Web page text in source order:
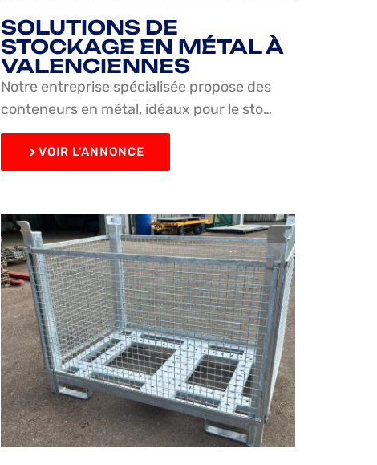
SOLUTIONS DE
STOCKAGE EN MÉTAL À
VALENCIENNES
Notre entreprise spécialisée propose des
conteneurs en métal, idéaux pour le sto…
VOIR L'ANNONCE